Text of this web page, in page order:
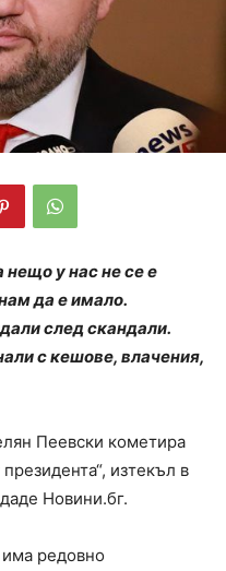
у нас не се е
да е имало.
след скандали.
с кешове, влачения,
Пеевски кометира
изтекъл в
Новини.бг.
редовно